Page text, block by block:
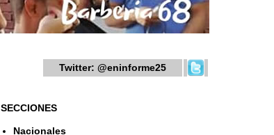
Twitter: @eninforme25
SECCIONES
Nacionales